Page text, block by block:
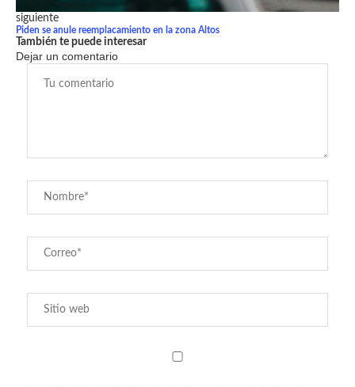
siguiente
Piden se anule reemplacamiento en la zona Altos
También te puede interesar
Dejar un comentario